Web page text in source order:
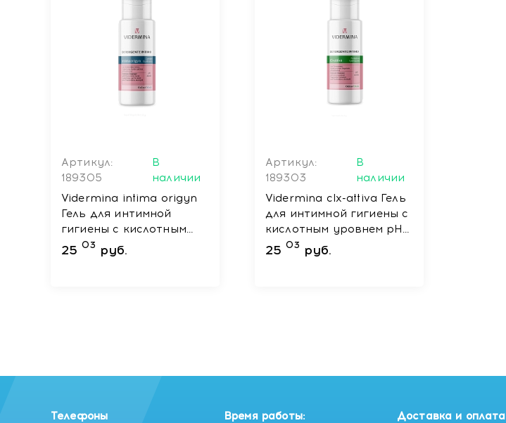
Артикул:
189305
В
наличии
Vidermina intima origyn
Гель для интимной
гигиены с кислотным
уровнем pH 300 мл
25 03 руб.
Артикул:
189303
В
наличии
Vidermina clx-attiva Гель
для интимной гигиены с
кислотным уровнем pH
300 мл
25 03 руб.
Телефоны Время работы: Доставка и оплата